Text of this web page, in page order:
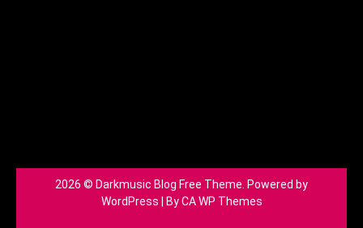
2026 © Darkmusic Blog Free Theme. Powered by
WordPress | ByCA WP Themes